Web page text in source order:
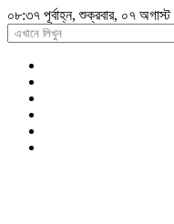
০৮:৩৭ পূর্বাহ্ন, শুক্রবার, ০৭